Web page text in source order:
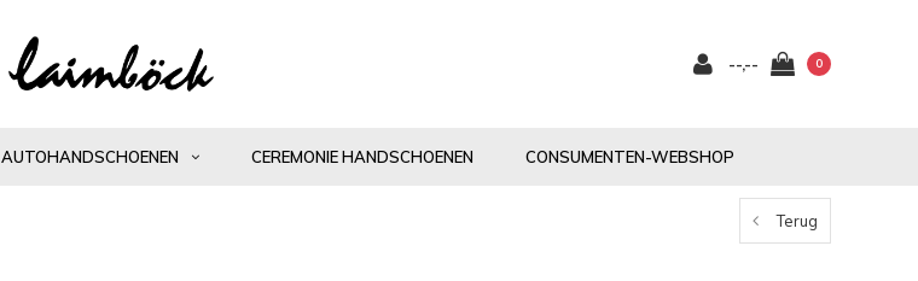
--,-- 0
AUTOHANDSCHOENEN CEREMONIE HANDSCHOENEN CONSUMENTEN-WEBSHOP
Terug